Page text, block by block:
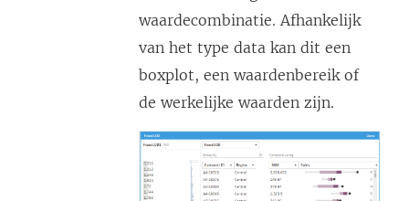
waardecombinatie. Afhankelijk
van het type data kan dit een
boxplot, een waardenbereik of
de werkelijke waarden zijn.